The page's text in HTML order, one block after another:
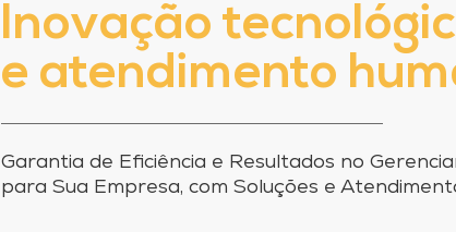
Inovação
e atendimento
Garantia de Eficiência e Resultados no
para Sua Empresa, com Soluções e